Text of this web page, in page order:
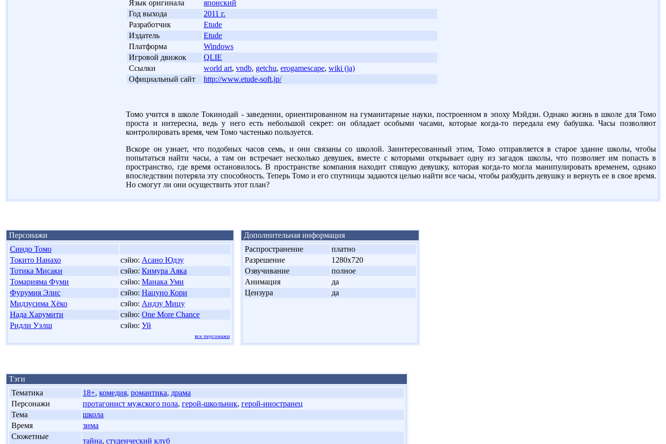
Язык оригинала
японский
Год выхода
2011 г.
Разработчик
Etude
Издатель
Etude
Платформа
Windows
Игровой движок
QLIE
Ссылки world art, vndb, getchu, erogamescape, wiki (ja)
Официальный сайт http://www.etude-soft.jp/
Томо учится в школе Токинодай - заведении, ориентированном на гуманитарные науки, построенном в эпоху Мэйдзи. Однако жизнь в школе для Томо
проста и интересна, ведь у него есть небольшой секрет: он обладает особыми часами, которые когда-то передала ему бабушка. Часы позволяют
контролировать время, чем Томо частенько пользуется.
Вскоре он узнает, что подобных часов семь, и они связаны со школой. Заинтересованный этим, Томо отправляется в старое здание школы, чтобы
попытаться найти часы, а там он встречает несколько девушек, вместе с которыми открывает одну из загадок школы, что позволяет им попасть в
пространство, где время остановилось. В пространстве компания находит спящую девушку, которая когда-то могла манипулировать временем, однако
впоследствии потеряла эту способность. Теперь Томо и его спутницы задаются целью найти все часы, чтобы разбудить девушку и вернуть ее в свое время.
Но смогут ли они осуществить этот план?
Персонажи
Синдо Томо
Токито Нанахо
сэйю: Асано Юдзу
Тотика Мисаки
сэйю: Кимура Аяка
Томарияма Фуми
сэйю: Манака Уми
Фурумия Элис
сэйю: Нацуно Кори
Мидзусима Хёко
сэйю: Андзу Мицу
Нада Харумити
сэйю: One More Chance
Ридли Уэлш
сэйю: Уй
все персонажи
Дополнительная информация
Распространение
платно
Разрешение
1280x720
Озвучивание
полное
Анимация
да
Цензура
да
Тэги
Тематика 18+, комедия, романтика, драма
Персонажи протагонист мужского пола, герой-школьник, герой-иностранец
Тема
школа
Время
зима
Сюжетные
тайна, студенческий клуб